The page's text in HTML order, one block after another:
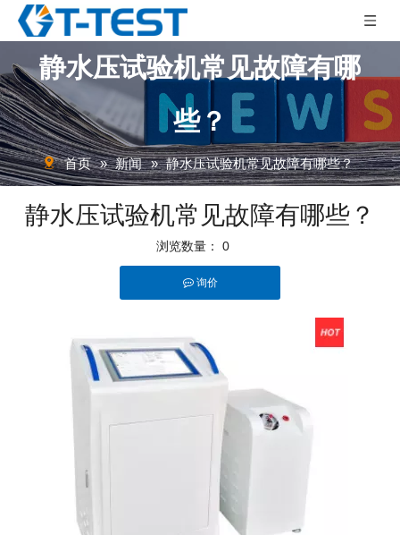
静水压试验机常见故障有哪
些？
首页 » 新闻 » 静水压试验机常见故障有哪些？
静水压试验机常见故障有哪些？
浏览数量： 0
询价
["facebook","twitter","line","wechat","linkedin","pinterest","whatsapp"]